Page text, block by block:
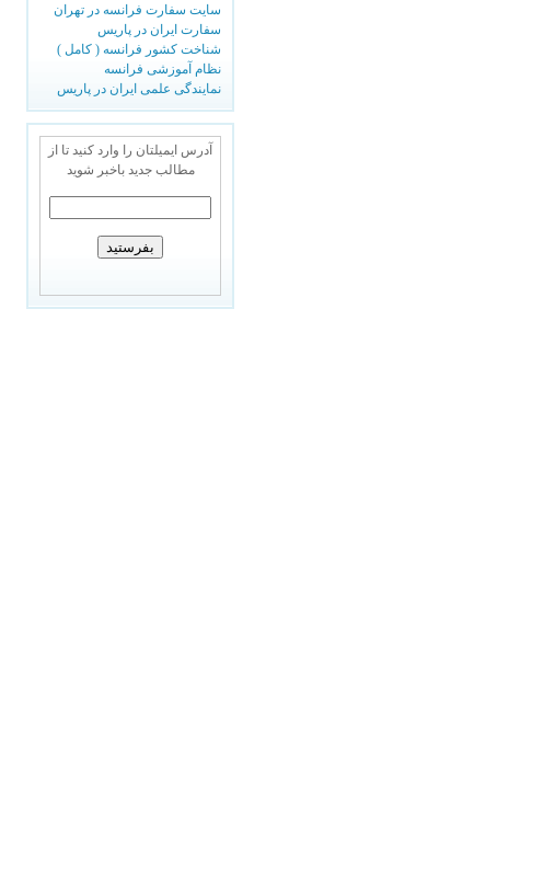
سایت سفارت فرانسه در تهران
سفارت ایران در پاریس
شناخت کشور فرانسه ( کامل )
نظام آموزشی فرانسه
نمایندگی علمی ایران در پاریس
آدرس ایمیلتان را وارد کنید تا از
مطالب جدید باخبر شوید